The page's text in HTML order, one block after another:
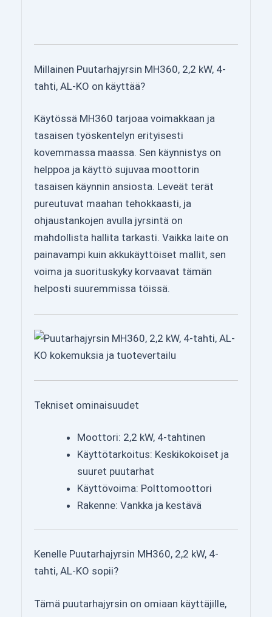
Millainen Puutarhajyrsin MH360, 2,2 kW, 4-
tahti, AL-KO on käyttää?
Käytössä MH360 tarjoaa voimakkaan ja
tasaisen työskentelyn erityisesti
kovemmassa maassa. Sen käynnistys on
helppoa ja käyttö sujuvaa moottorin
tasaisen käynnin ansiosta. Leveät terät
pureutuvat maahan tehokkaasti, ja
ohjaustankojen avulla jyrsintä on
mahdollista hallita tarkasti. Vaikka laite on
painavampi kuin akkukäyttöiset mallit, sen
voima ja suorituskyky korvaavat tämän
helposti suuremmissa töissä.
Tekniset ominaisuudet
Moottori: 2,2 kW, 4-tahtinen
Käyttötarkoitus: Keskikokoiset ja
suuret puutarhat
Käyttövoima: Polttomoottori
Rakenne: Vankka ja kestävä
Kenelle Puutarhajyrsin MH360, 2,2 kW, 4-
tahti, AL-KO sopii?
Tämä puutarhajyrsin on omiaan käyttäjille,